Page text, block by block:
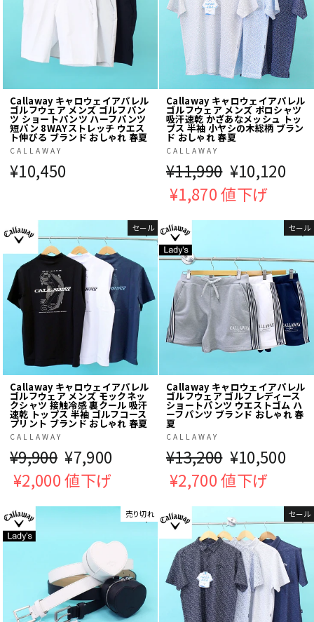
Callaway キャロウェイアパレル
ゴルフウェア メンズ ゴルフパン
ツ ショートパンツ ハーフパンツ
短パン 8WAYストレッチ ウエス
ト伸びる ブランド おしゃれ 春夏
CALLAWAY
¥10,450
Callaway キャロウェイアパレル
ゴルフウェア メンズ ポロシャツ
吸汗速乾 かざあなメッシュ トッ
プス 半袖 小ヤシの木総柄 ブラン
ド おしゃれ 春夏
CALLAWAY
通
常
格
¥11,990 販
売
価
¥10,120
¥1,870 値下げ
セール
Callaway キャロウェイアパレル
ゴルフウェア メンズ モックネッ
クシャツ 接触冷感 裏クール 吸汗
速乾 トップス 半袖 ゴルフコース
プリント ブランド おしゃれ 春夏
CALLAWAY
通
常
格
¥9,900 販
売
価
¥7,900
¥2,000 値下げ
セール
Callaway キャロウェイアパレル
ゴルフウェア ゴルフ レディース
ショートパンツ ウエストゴム ハ
ーフパンツ ブランド おしゃれ 春
夏
CALLAWAY
通
常
格
¥13,200 販
売
価
格
¥10,500
¥2,700 値下げ
売り切れ セール